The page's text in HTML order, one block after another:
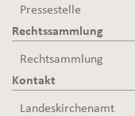
Pressestelle
Rechtssammlung
Rechtsammlung
Kontakt
Landeskirchenamt